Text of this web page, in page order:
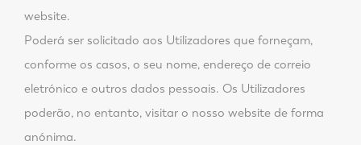
website.
Poderá ser solicitado aos Utilizadores que forneçam,
conforme os casos, o seu nome, endereço de correio
eletrónico e outros dados pessoais. Os Utilizadores
poderão, no entanto, visitar o nosso website de forma
anónima.